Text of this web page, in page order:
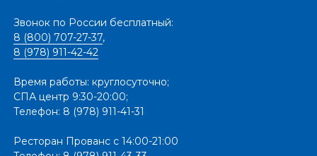
Звонок по России бесплатный:
8 (800) 707-27-37,
8 (978) 911-42-42
Время работы: круглосуточно;
СПА центр 9:30-20:00;
Телефон: 8 (978) 911-41-31
Ресторан Прованс с 14:00-21:00